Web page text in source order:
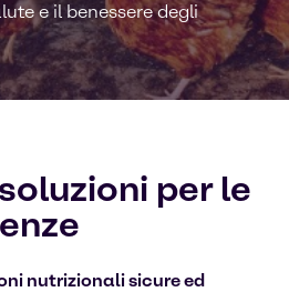
e il benessere degli
per le
nutrizionali sicure ed